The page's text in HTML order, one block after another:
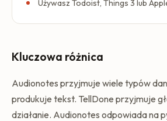
Używasz Todoist, Things 3 lub
Kluczowa różnica
Audionotes przyjmuje wiele typów
produkuje tekst. TellDone przyjmuje
działanie. Audionotes odpowiada na